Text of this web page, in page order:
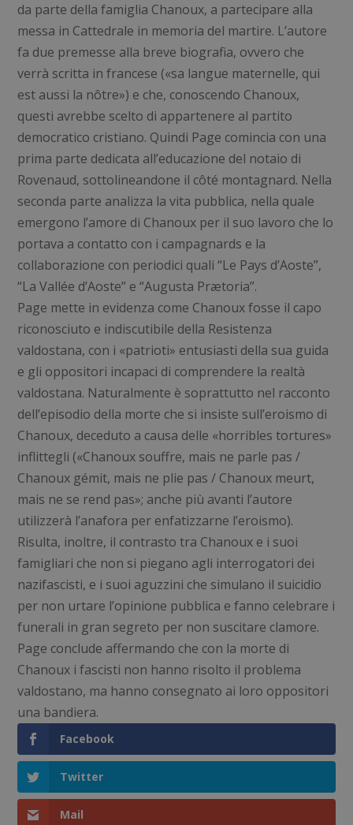
da parte della famiglia Chanoux, a partecipare alla
messa in Cattedrale in memoria del martire. L’autore
fa due premesse alla breve biografia, ovvero che
verrà scritta in francese («sa langue maternelle, qui
est aussi la nôtre») e che, conoscendo Chanoux,
questi avrebbe scelto di appartenere al partito
democratico cristiano. Quindi Page comincia con una
prima parte dedicata all’educazione del notaio di
Rovenaud, sottolineandone il côté montagnard. Nella
seconda parte analizza la vita pubblica, nella quale
emergono l’amore di Chanoux per il suo lavoro che lo
portava a contatto con i campagnards e la
collaborazione con periodici quali “Le Pays d’Aoste”,
“La Vallée d’Aoste” e “Augusta Prætoria”.
Page mette in evidenza come Chanoux fosse il capo
riconosciuto e indiscutibile della Resistenza
valdostana, con i «patrioti» entusiasti della sua guida
e gli oppositori incapaci di comprendere la realtà
valdostana. Naturalmente è soprattutto nel racconto
dell’episodio della morte che si insiste sull’eroismo di
Chanoux, deceduto a causa delle «horribles tortures»
inflittegli («Chanoux souffre, mais ne parle pas /
Chanoux gémit, mais ne plie pas / Chanoux meurt,
mais ne se rend pas»; anche più avanti l’autore
utilizzerà l’anafora per enfatizzarne l’eroismo).
Risulta, inoltre, il contrasto tra Chanoux e i suoi
famigliari che non si piegano agli interrogatori dei
nazifascisti, e i suoi aguzzini che simulano il suicidio
per non urtare l’opinione pubblica e fanno celebrare i
funerali in gran segreto per non suscitare clamore.
Page conclude affermando che con la morte di
Chanoux i fascisti non hanno risolto il problema
valdostano, ma hanno consegnato ai loro oppositori
una bandiera.
Facebook
Twitter
Mail